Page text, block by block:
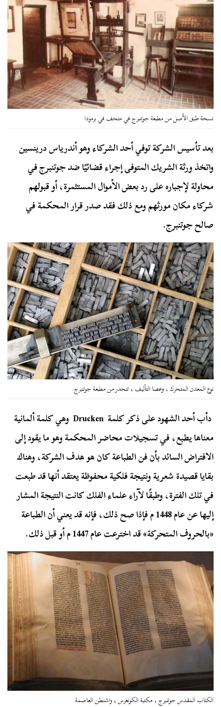
نسخة طبق الأصل من مطبعة جوتنبرج في متحف في برمودا
بعد تأسيس الشركة توفي أحد الشركاء وهو أندرياس درينسين
واتخذ ورثة الشريك المتوفى إجراء قضائيًا ضد جوتنبرج في
محاولة لإجباره على رد بعض الأموال المستثمرة، أو قبولهم
شركاء مكان مورثهم ومع ذلك فقد صدر قرار المحكمة في
صالح جوتنبرج.
نوع المعدن المتحرك ، وعصا التأليف ، تنحدر من مطبعة جوتنبرج.
دأب أحد الشهود على ذكر كلمة Drucken وهي كلمة ألمانية
معناها يطبع، في تسجيلات محاضر المحكمة وهو ما يقود إلى
الافتراض السائد بأن فن الطباعة كان هو هدف الشركة، وهناك
بقايا قصيدة شعرية ونتيجة فلكية محفوظة يعتقد أنها قد طبعت
في تلك الفترة، وطبقًا لآراء علماء الفلك كانت النتيجة المشار
إليها عن عام 1448 م فإذا صح ذلك، فإنه قد يعني أن الطباعة
«بالحروف المتحركة» قد اخترعت عام 1447 م أو قبل ذلك.
الكتاب المقدس جوتنبرج ، مكتبة الكونغرس ، واشنطن العاصمة